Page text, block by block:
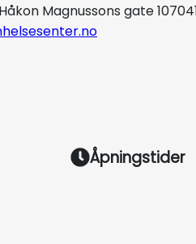
Magnussons gate 10
Åpningstider